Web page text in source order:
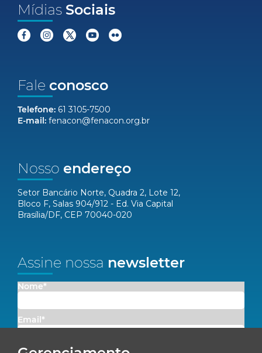
Mídias Sociais
Fale conosco
Telefone: 61 3105-7500
E-mail: fenacon@fenacon.org.br
Nosso endereço
Setor Bancário Norte, Quadra 2, Lote 12,
Bloco F, Salas 904/912 - Ed. Via Capital
Brasília/DF, CEP 70040-020
Assine nossa newsletter
Nome*
Email*